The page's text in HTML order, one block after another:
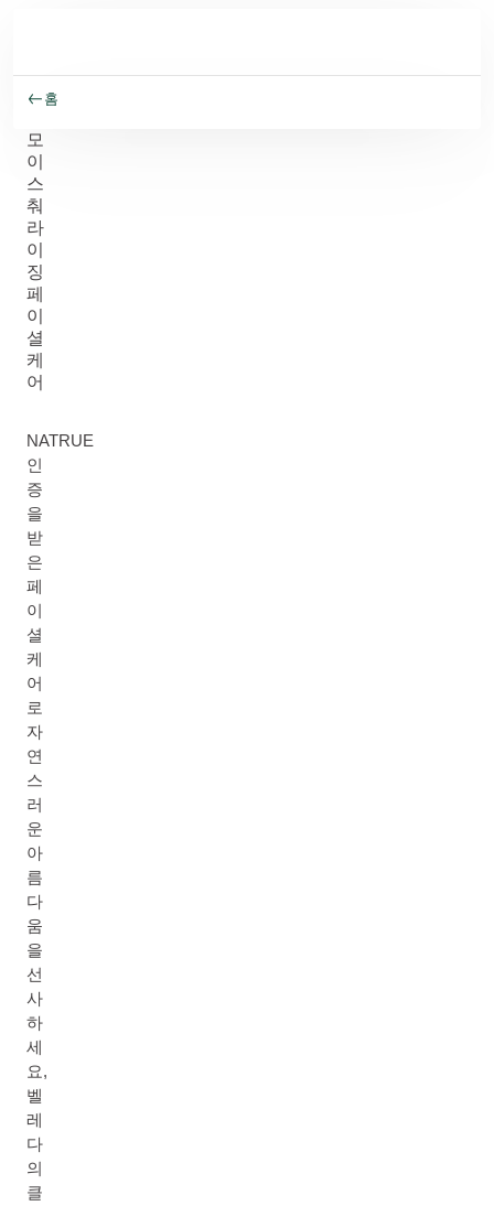
홈
모
이
스
춰
라
이
징
페
이
셜
케
어
NATRUE
인
증
을
받
은
페
이
셜
케
어
로
자
연
스
러
운
아
름
다
움
을
선
사
하
세
요,
벨
레
다
의
클